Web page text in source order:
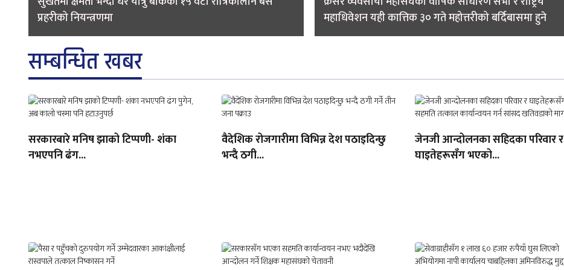
प्रहरीको नियन्त्रणमा
महाधिवेशन यही कात्तिक ३० गते महोत्तरीको बर्दिबासमा हुने
सम्बन्धित खबर
सरकारबारे मनिष झाको टिप्पणी- शंका
नभएपनि ढंग...
वैदेशिक रोजगारीमा विभिन्न देश पठाइदिन्छु
भन्दै ठगी...
जेनजी आन्दोलनका सहिदका परिवार र
घाइतेहरूसँग भएको...